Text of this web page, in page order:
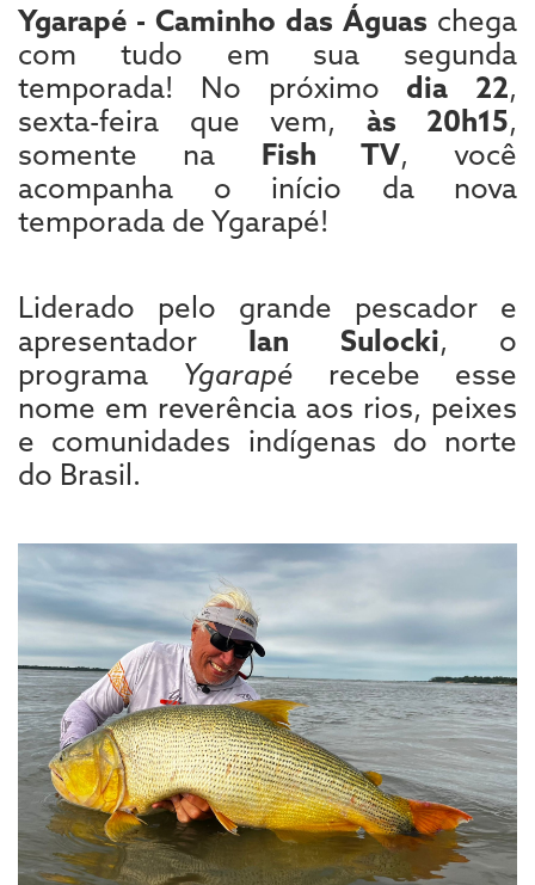
Ygarapé - Caminho das Águas chega
com tudo em sua segunda
temporada! No próximo dia 22,
sexta-feira que vem, às 20h15,
somente na Fish TV, você
acompanha o início da nova
temporada de Ygarapé!
Liderado pelo grande pescador e
apresentador Ian Sulocki, o
programa Ygarapé recebe esse
nome em reverência aos rios, peixes
e comunidades indígenas do norte
do Brasil.